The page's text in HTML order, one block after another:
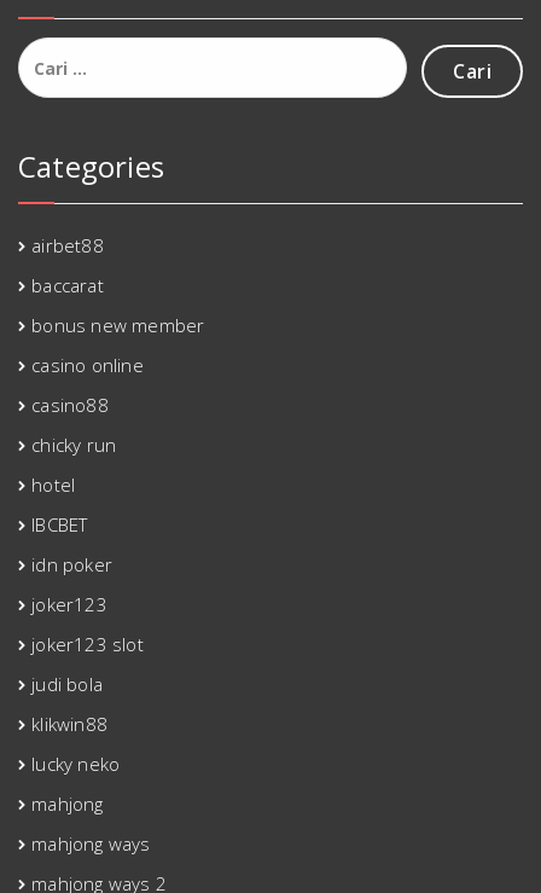
Cari
untuk:
Categories
airbet88
baccarat
bonus new member
casino online
casino88
chicky run
hotel
IBCBET
idn poker
joker123
joker123 slot
judi bola
klikwin88
lucky neko
mahjong
mahjong ways
mahjong ways 2